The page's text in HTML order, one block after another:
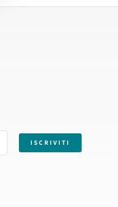
ISCRIVITI